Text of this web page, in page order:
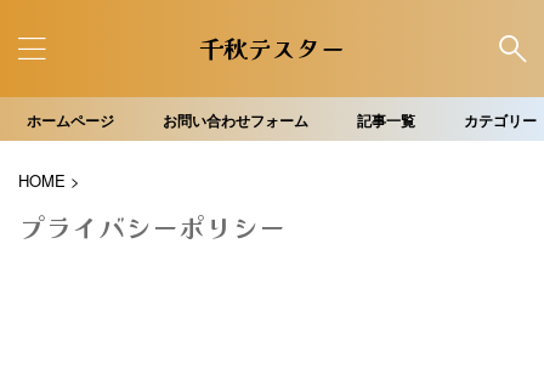
千秋テスター
ホームページ お問い合わせフォーム 記事一覧 カテゴリー
HOME >
プライバシーポリシー